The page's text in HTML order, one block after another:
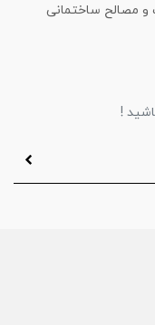
و مصالح ساختمانی
!